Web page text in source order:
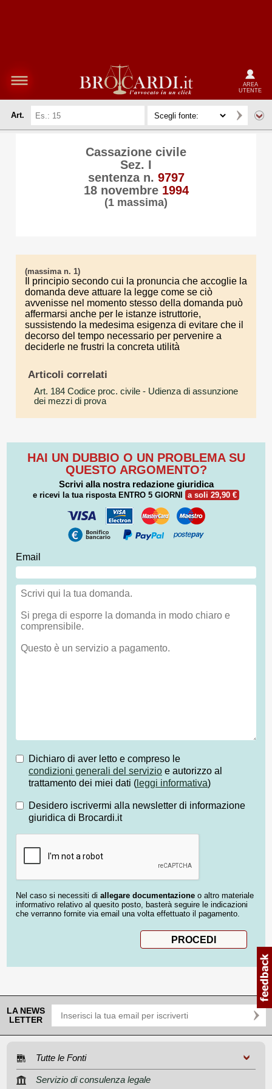
AREA
UTENTE
Art.
Cassazione civile
Sez. I
sentenza n. 9797
18 novembre 1994
(1 massima)
(massima n. 1)
Il principio secondo cui la pronuncia che accoglie la
domanda deve attuare la legge come se ciò
avvenisse nel momento stesso della domanda può
affermarsi anche per le istanze istruttorie,
sussistendo la medesima esigenza di evitare che il
decorso del tempo necessario per pervenire a
deciderle ne frustri la concreta utilità
Articoli correlati
Art. 184 Codice proc. civile - Udienza di assunzione
dei mezzi di prova
HAI UN DUBBIO O UN PROBLEMA SU
QUESTO ARGOMENTO?
Scrivi alla nostra redazione giuridica
e ricevi la tua risposta ENTRO 5 GIORNI a soli 29,90 €
Email
Dichiaro di aver letto e compreso le
condizioni generali del servizio e autorizzo al
trattamento dei miei dati ( leggi informativa)
Desidero iscrivermi alla newsletter di informazione
giuridica di Brocardi.it
Nel caso si necessiti di allegare documentazione o altro materiale
informativo relativo al quesito posto, basterà seguire le indicazioni
che verranno fornite via email una volta effettuato il pagamento.
LA NEWS
LETTER
Tutte le Fonti
Servizio di consulenza legale